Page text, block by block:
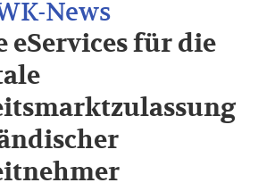
eServices für die